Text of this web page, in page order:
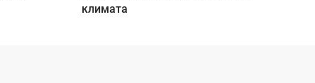
климата